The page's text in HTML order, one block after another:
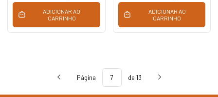
ADICIONAR AO
CARRINHO
ADICIONAR AO
CARRINHO
Página de 13